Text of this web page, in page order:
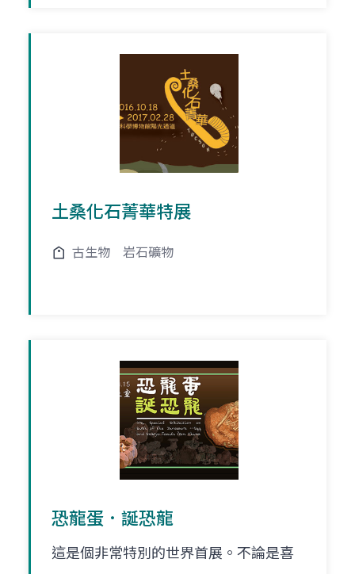
土桑化石菁華特展
古生物 岩石礦物
恐龍蛋．誕恐龍
這是個非常特別的世界首展。不論是喜